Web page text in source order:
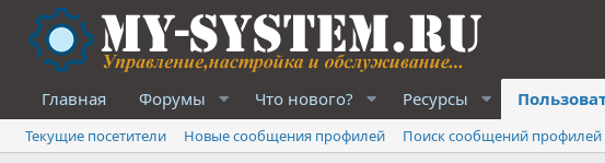
Главная Форумы Что нового? Ресурсы
Текущие посетители Новые сообщения профилей
Поиск сообщений профилей